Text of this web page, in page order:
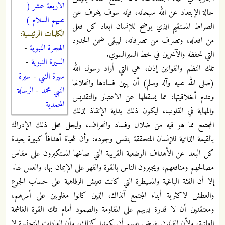
الاربعة عشر (
عليهم السلام )
الكلمات الرئيسية:
الهجرة النبوية -
السيرة النبوية -
سيرة النبي - سيرة
النبي محمد - الرسالة
المحمدية
حالة الإبتعاد عن الله سبحانه، فإنه سوف ينحرف عن
الصراط المستقيم الذي يوضح للإنسان ابعاد كل فعل
من افعاله، وتصرف من تصرفاته، ليبقى ضمن الحدود
التي تحفظه والآخرين في خط السيرالسوي.
تلك النظم والقوانين إذن، هي التي أراد رسول الله
(صلى الله عليه وآله وسلم) أن يبين فسادها وانحلالها
وعدم أخلاقيتها، مما يسقطها عن الاعتبار والتقديس
والمهابة في القلوب، ليكون ذلك بداية الإنقاذ لذلك
المجتمع مما هو فيه من ضلال وفساد وانحراف، وليحل محل ذلك الإدراك
بالقيمة الذاتية للإنسان المتحققة بنفس وجوده، وأن للحياة أهدافاً كبيرة بعيدة
كل البعد عن الأهداف الوضعية القريبة التي صاغها المستكبرون على مقاس
مصالحهم ومنافعهم، ويجبرون الناس بالقوة والقهر على الإيمان بها، والعمل لها.
إلا أن الفئة الباغية والمسيطرة التي كانت تعيش الرفاهية على حساب الجوع
والعطش لاكثرية أبناء المجتمع آنذاك، الذين كانوا مغلوبين على أمرهم،
ومعتقدين أن لا قدرة لديهم على المقاومة والصمود أمام تلك القوة الغاشمة